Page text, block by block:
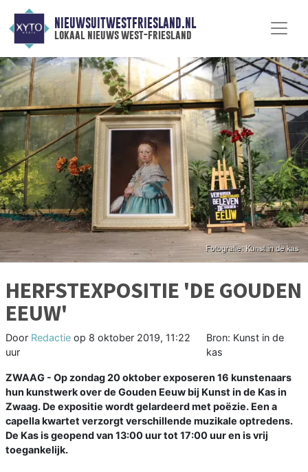
NIEUWSUITWESTFRIESLAND.NL
lokaal nieuws west-friesland
HERFSTEXPOSITIE 'DE GOUDEN
EEUW'
Door Redactie op 8 oktober 2019, 11:22
uur
Bron: Kunst in de
kas
ZWAAG - Op zondag 20 oktober exposeren 16 kunstenaars
hun kunstwerk over de Gouden Eeuw bij Kunst in de Kas in
Zwaag. De expositie wordt gelardeerd met poëzie. Een a
capella kwartet verzorgt verschillende muzikale optredens.
De Kas is geopend van 13:00 uur tot 17:00 uur en is vrij
toegankelijk.